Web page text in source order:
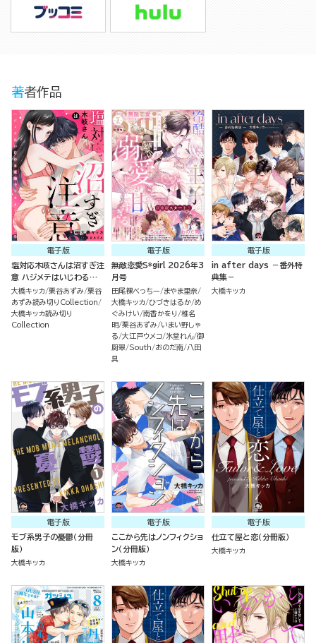
著者作品
電子版
塩対応木岐さんは沼すぎ注
意 ハジメテはいじわる愛
撫でナカまでとろとろ（単
話版）
大橋キッカ 栗谷あずみ 栗谷
あずみ読み切りCollection
大橋キッカ読み切り
Collection
電子版
無敵恋愛S*girl 2026年3
月号
田尾裸べっちー
まやま里奈
大橋キッカ ひづきはるか め
ぐみけい 南香かをり
椎名
明 栗谷あずみ
いまい野しゃ
る 大江戸ウメコ 氷堂れん 御
厨翠 South おのだ南 八田
具
電子版
in after days －番外特
典集－
大橋キッカ
電子版
モブ系男子の憂鬱（分冊
版）
大橋キッカ
電子版
ここから先はノンフィクショ
ン（分冊版）
大橋キッカ
電子版
仕立て屋と恋（分冊版）
大橋キッカ